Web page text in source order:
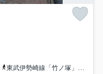
東武伊勢崎線「竹ノ塚」駅 徒歩26分